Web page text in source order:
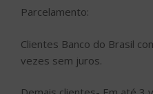
Parcelamento:
Clientes Banco do Brasil
vezes sem juros.